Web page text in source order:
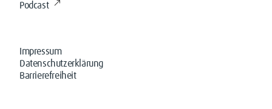
Podcast
Impressum
Datenschutzerklärung
Barrierefreiheit